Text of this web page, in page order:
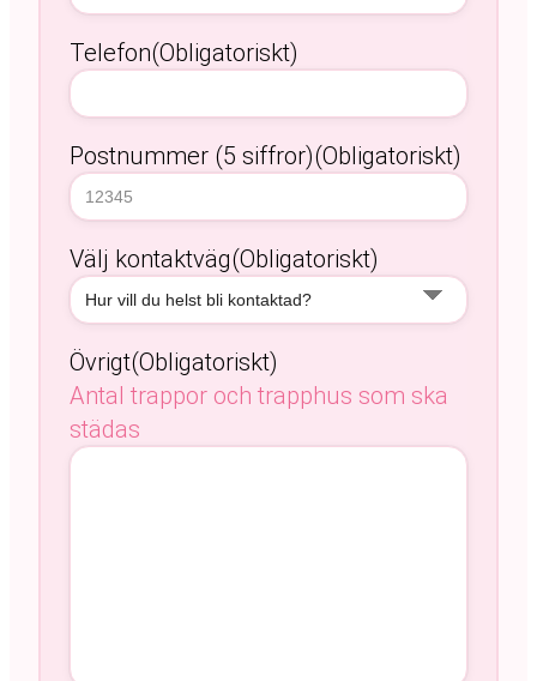
Telefon(Obligatoriskt)
Postnummer (5 siffror)(Obligatoriskt)
Välj kontaktväg(Obligatoriskt)
Övrigt(Obligatoriskt)
Antal trappor och trapphus som ska
städas